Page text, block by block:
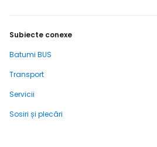
Subiecte conexe
Batumi BUS
Transport
Servicii
Sosiri și plecări